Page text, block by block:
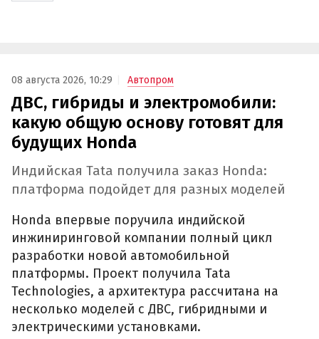
08 августа 2026, 10:29 Автопром
ДВС, гибриды и электромобили:
какую общую основу готовят для
будущих Honda
Индийская Tata получила заказ Honda:
платформа подойдет для разных моделей
Honda впервые поручила индийской
инжиниринговой компании полный цикл
разработки новой автомобильной
платформы. Проект получила Tata
Technologies, а архитектура рассчитана на
несколько моделей с ДВС, гибридными и
электрическими установками.